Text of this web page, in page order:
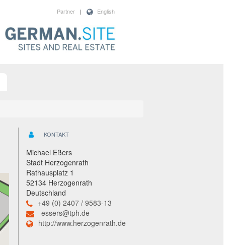
English
|
Partner
KONTAKT
Michael Eßers
Stadt Herzogenrath
Rathausplatz 1
52134 Herzogenrath
Deutschland
+49 (0) 2407 / 9583-13
essers@tph.de
http://www.herzogenrath.de